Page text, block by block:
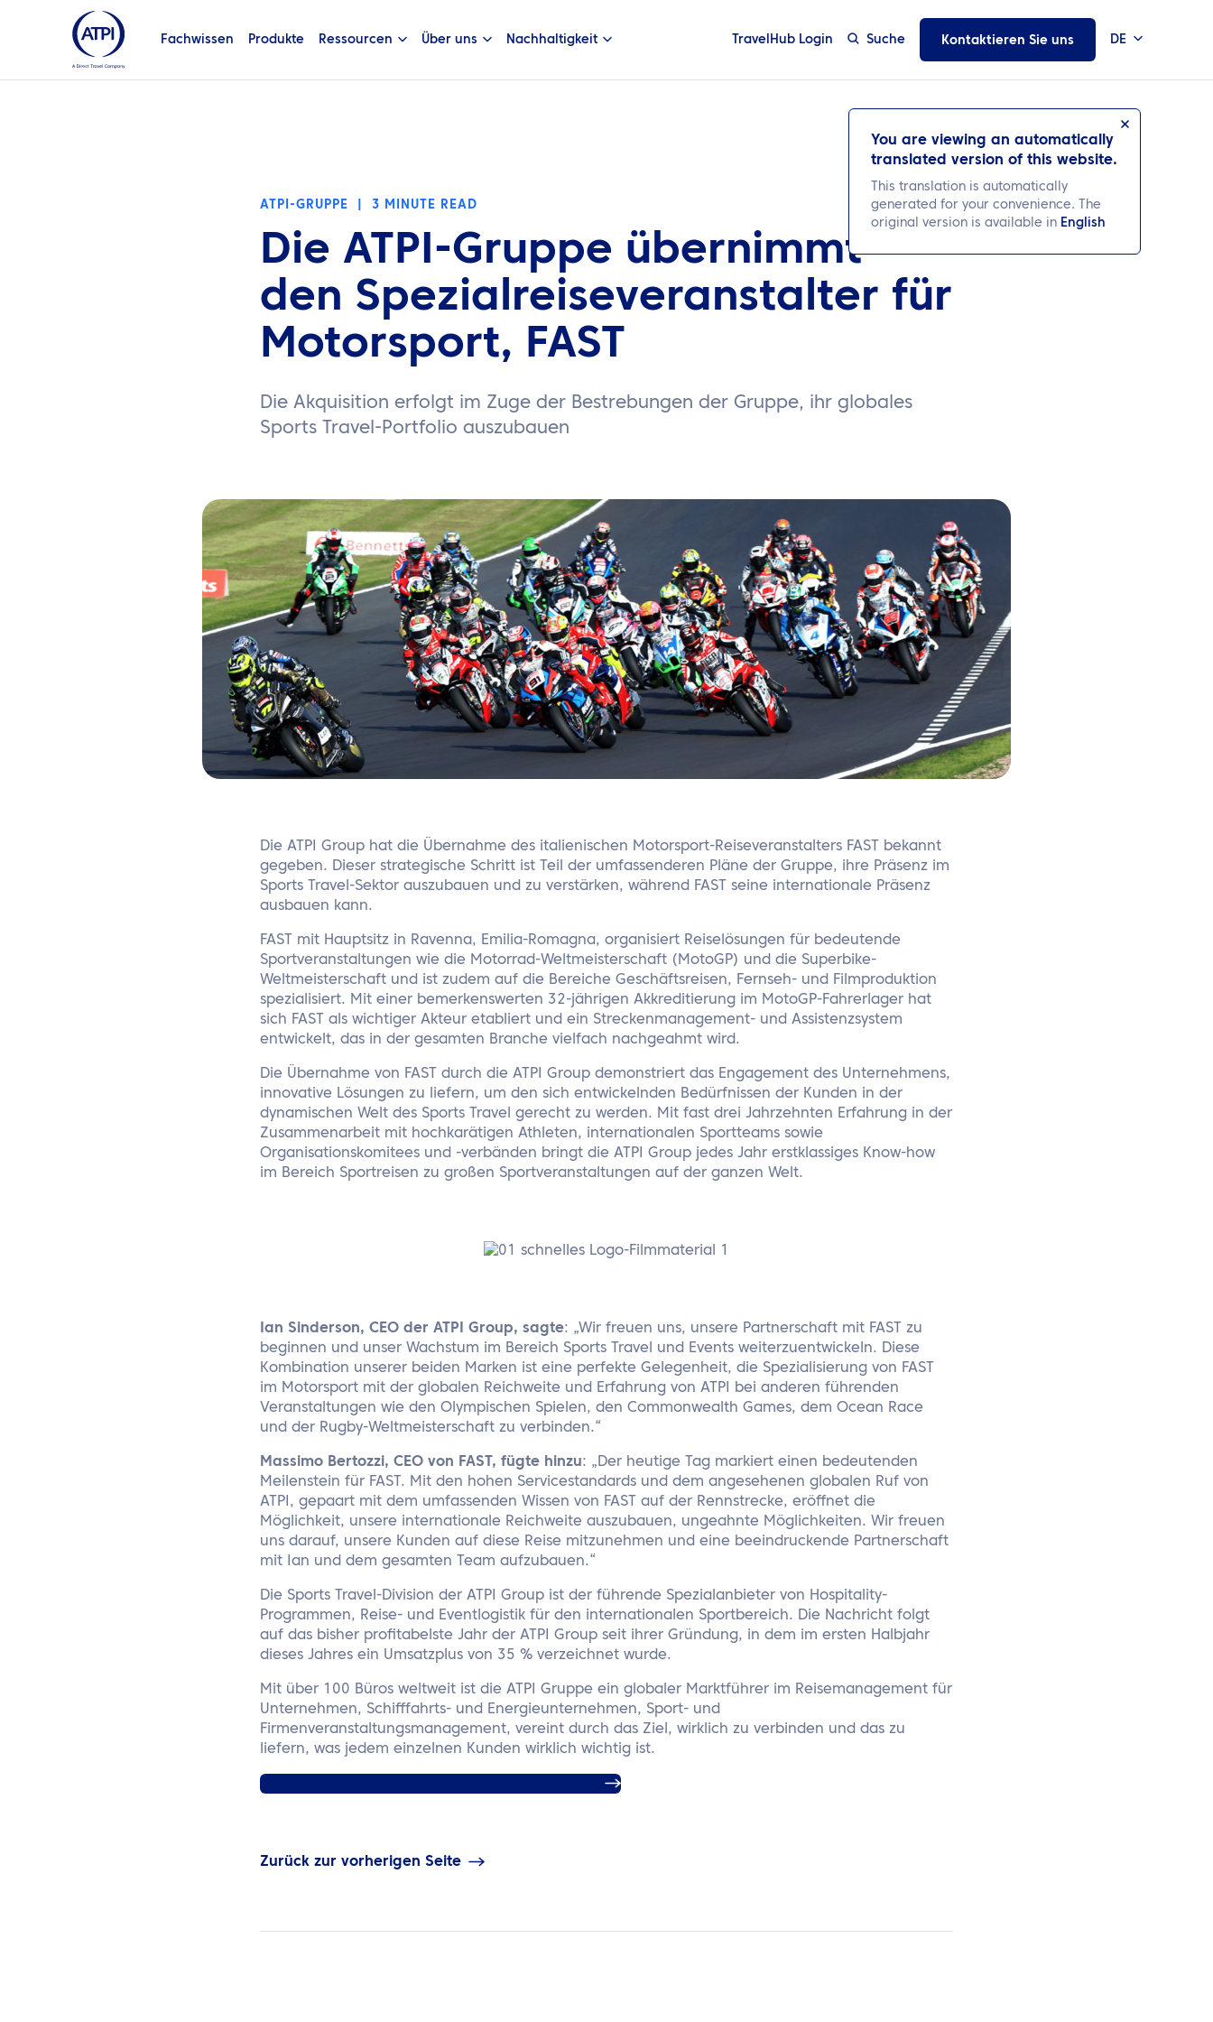
Fachwissen Produkte Ressourcen Über uns Nachhaltigkeit TravelHub Login Suche Kontaktieren Sie uns DE
You are viewing an automatically
translated version of this website.
This translation is automatically
generated for your convenience. The
original version is available in English
ATPI-GRUPPE 3 MINUTE READ
Die ATPI-Gruppe übernimmt
den Spezialreiseveranstalter für
Motorsport, FAST
Die Akquisition erfolgt im Zuge der Bestrebungen der Gruppe, ihr globales
Sports Travel-Portfolio auszubauen
Die ATPI Group hat die Übernahme des italienischen Motorsport-Reiseveranstalters FAST bekannt
gegeben. Dieser strategische Schritt ist Teil der umfassenderen Pläne der Gruppe, ihre Präsenz im
Sports Travel-Sektor auszubauen und zu verstärken, während FAST seine internationale Präsenz
ausbauen kann.
FAST mit Hauptsitz in Ravenna, Emilia-Romagna, organisiert Reiselösungen für bedeutende
Sportveranstaltungen wie die Motorrad-Weltmeisterschaft (MotoGP) und die Superbike-
Weltmeisterschaft und ist zudem auf die Bereiche Geschäftsreisen, Fernseh- und Filmproduktion
spezialisiert. Mit einer bemerkenswerten 32-jährigen Akkreditierung im MotoGP-Fahrerlager hat
sich FAST als wichtiger Akteur etabliert und ein Streckenmanagement- und Assistenzsystem
entwickelt, das in der gesamten Branche vielfach nachgeahmt wird.
Die Übernahme von FAST durch die ATPI Group demonstriert das Engagement des Unternehmens,
innovative Lösungen zu liefern, um den sich entwickelnden Bedürfnissen der Kunden in der
dynamischen Welt des Sports Travel gerecht zu werden. Mit fast drei Jahrzehnten Erfahrung in der
Zusammenarbeit mit hochkarätigen Athleten, internationalen Sportteams sowie
Organisationskomitees und -verbänden bringt die ATPI Group jedes Jahr erstklassiges Know-how
im Bereich Sportreisen zu großen Sportveranstaltungen auf der ganzen Welt.
Ian Sinderson, CEO der ATPI Group, sagte: „Wir freuen uns, unsere Partnerschaft mit FAST zu
beginnen und unser Wachstum im Bereich Sports Travel und Events weiterzuentwickeln. Diese
Kombination unserer beiden Marken ist eine perfekte Gelegenheit, die Spezialisierung von FAST
im Motorsport mit der globalen Reichweite und Erfahrung von ATPI bei anderen führenden
Veranstaltungen wie den Olympischen Spielen, den Commonwealth Games, dem Ocean Race
und der Rugby-Weltmeisterschaft zu verbinden.“
Massimo Bertozzi, CEO von FAST, fügte hinzu: „Der heutige Tag markiert einen bedeutenden
Meilenstein für FAST. Mit den hohen Servicestandards und dem angesehenen globalen Ruf von
ATPI, gepaart mit dem umfassenden Wissen von FAST auf der Rennstrecke, eröffnet die
Möglichkeit, unsere internationale Reichweite auszubauen, ungeahnte Möglichkeiten. Wir freuen
uns darauf, unsere Kunden auf diese Reise mitzunehmen und eine beeindruckende Partnerschaft
mit Ian und dem gesamten Team aufzubauen.“
Die Sports Travel-Division der ATPI Group ist der führende Spezialanbieter von Hospitality-
Programmen, Reise- und Eventlogistik für den internationalen Sportbereich. Die Nachricht folgt
auf das bisher profitabelste Jahr der ATPI Group seit ihrer Gründung, in dem im ersten Halbjahr
dieses Jahres ein Umsatzplus von 35 % verzeichnet wurde.
Mit über 100 Büros weltweit ist die ATPI Gruppe ein globaler Marktführer im Reisemanagement für
Unternehmen, Schifffahrts- und Energieunternehmen, Sport- und
Firmenveranstaltungsmanagement, vereint durch das Ziel, wirklich zu verbinden und das zu
liefern, was jedem einzelnen Kunden wirklich wichtig ist.
Zurück zur vorherigen Seite